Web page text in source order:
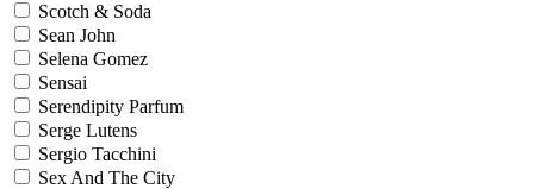
Scotch & Soda
Sean John
Selena Gomez
Sensai
Serendipity Parfum
Serge Lutens
Sergio Tacchini
Sex And The City